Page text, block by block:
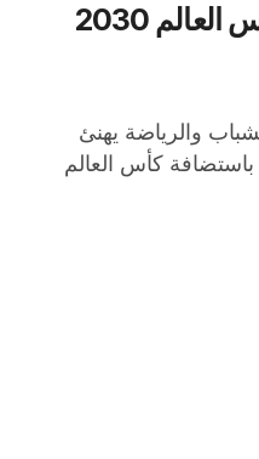
والسعودي باستضافة كأس العالم 2030
كأس العالم